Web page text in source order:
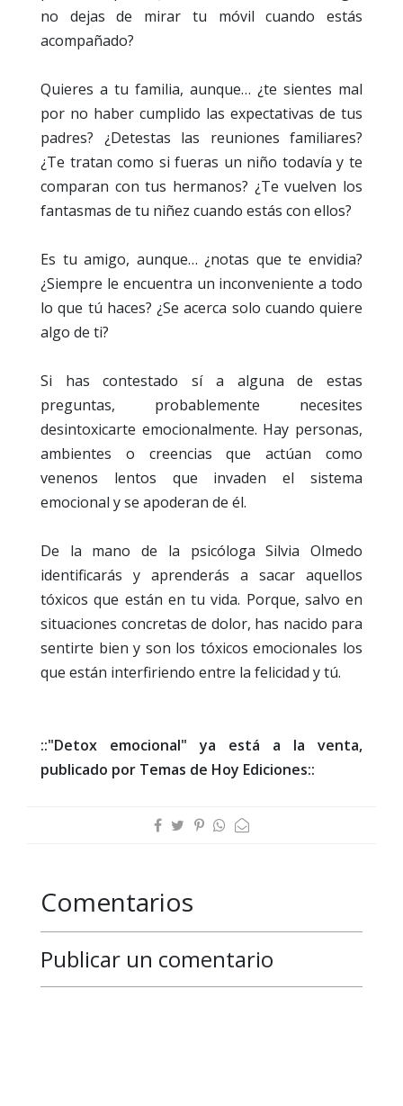
no dejas de mirar tu móvil cuando estás
acompañado?
Quieres a tu familia, aunque… ¿te sientes mal
por no haber cumplido las expectativas de tus
padres? ¿Detestas las reuniones familiares?
¿Te tratan como si fueras un niño todavía y te
comparan con tus hermanos? ¿Te vuelven los
fantasmas de tu niñez cuando estás con ellos?
Es tu amigo, aunque… ¿notas que te envidia?
¿Siempre le encuentra un inconveniente a todo
lo que tú haces? ¿Se acerca solo cuando quiere
algo de ti?
Si has contestado sí a alguna de estas
preguntas, probablemente necesites
desintoxicarte emocionalmente. Hay personas,
ambientes o creencias que actúan como
venenos lentos que invaden el sistema
emocional y se apoderan de él.
De la mano de la psicóloga Silvia Olmedo
identificarás y aprenderás a sacar aquellos
tóxicos que están en tu vida. Porque, salvo en
situaciones concretas de dolor, has nacido para
sentirte bien y son los tóxicos emocionales los
que están interfiriendo entre la felicidad y tú.
::"Detox emocional" ya está a la venta,
publicado por Temas de Hoy Ediciones::
Comentarios
Publicar un comentario